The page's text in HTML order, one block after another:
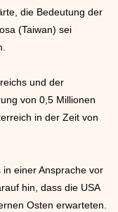
die Bedeutung der
(Taiwan) sei
und der
von 0,5 Millionen
in der Zeit von
einer Ansprache vor
hin, dass die USA
Osten erwarteten.